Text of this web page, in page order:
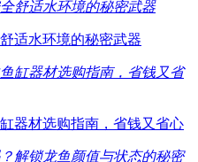
适水环境的秘密武器
器材选购指南，省钱又省心